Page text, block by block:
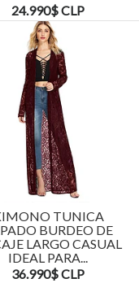
24.990$ CLP
TUNICA
BURDEO DE
LARGO CASUAL
IDEAL PARA...
36.990$ CLP